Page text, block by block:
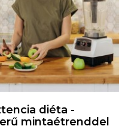
diéta -
mintaétrenddel